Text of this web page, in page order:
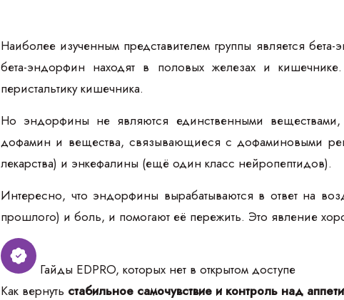
Наиболее изученным представителем группы является
бета-эндорфин находят в половых железах и
перистальтику кишечника.
Но эндорфины не являются единственными
дофамин и вещества, связывающиеся с дофаминовыми
лекарства) и энкефалины (ещё один класс нейропептидов).
Интересно, что эндорфины вырабатываются в ответ на
прошлого) и боль, и помогают её пережить. Это явление
Гайды EDPRO, которых нет в открытом доступе
Как вернуть стабильное самочувствие и контроль над